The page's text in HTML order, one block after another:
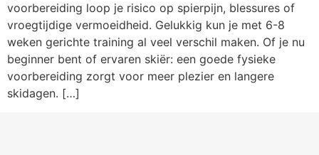
voorbereiding loop je risico op spierpijn, blessures of
vroegtijdige vermoeidheid. Gelukkig kun je met 6-8
weken gerichte training al veel verschil maken. Of je nu
beginner bent of ervaren skiër: een goede fysieke
voorbereiding zorgt voor meer plezier en langere
skidagen. […]